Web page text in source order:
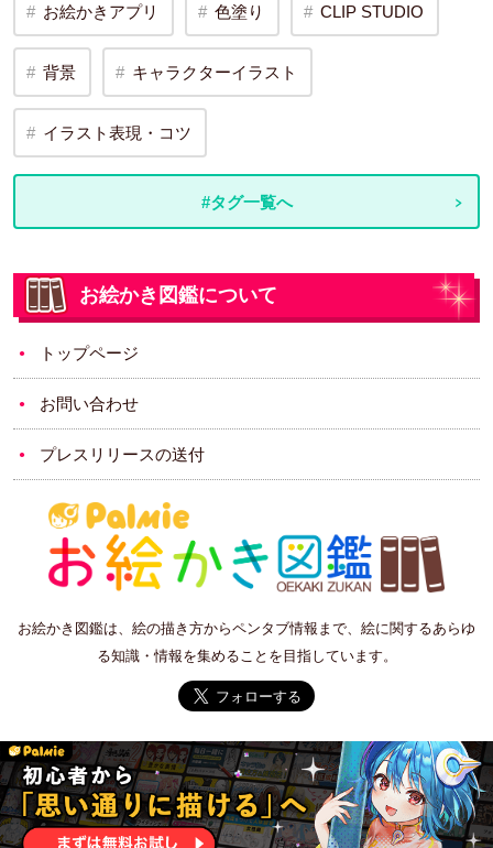
お絵かきアプリ 色塗り CLIP STUDIO
背景 キャラクターイラスト
イラスト表現・コツ
#タグ一覧へ
お絵かき図鑑について
トップページ
お問い合わせ
プレスリリースの送付
お絵かき図鑑は、絵の描き方からペンタブ情報まで、絵に関するあらゆ
る知識・情報を集めることを目指しています。